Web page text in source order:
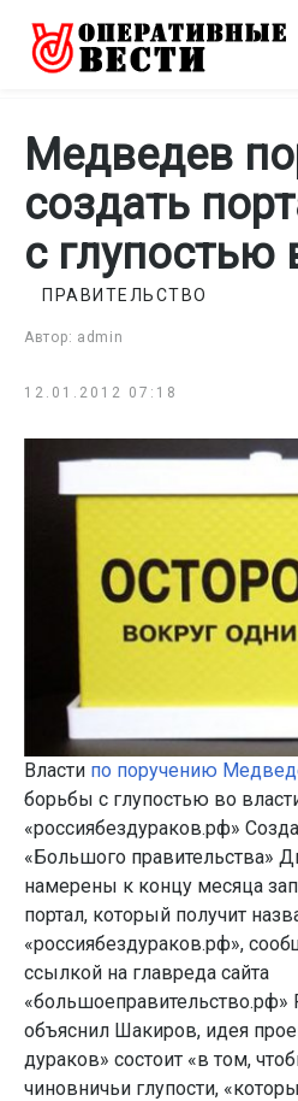
Медведев
создать
с глупостью
Автор: admin
ПРАВИТЕЛЬСТВО
12.01.2012 07:18
Власти по поручению
борьбы с глупостью во
«россиябездураков.рф»
«Большого правительства»
намерены к концу месяца
портал, который получит
«россиябездураков.рф»,
ссылкой на главреда сайта
объяснил Шакиров, идея
дураков» состоит «в том,
чиновничьи глупости,